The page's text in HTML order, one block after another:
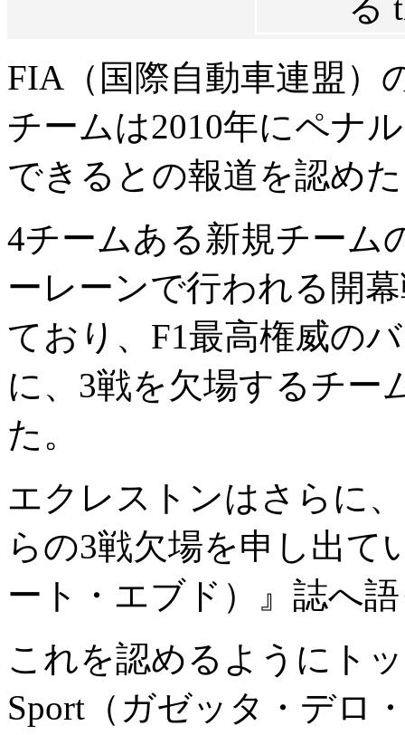
FIA（国際自動車連盟）
チームは2010年にペナ
できるとの報道を認め
4チームある新規チーム
ーレーンで行われる開
ており、F1最高権威の
に、3戦を欠場するチー
た。
エクレストンはさらに
らの3戦欠場を申し出て
ート・エブド）』誌へ
これを認めるようにト
Sport（ガゼッタ・デロ